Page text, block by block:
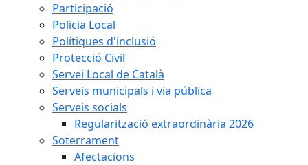
Participació
Policia Local
Polítiques d'inclusió
Protecció Civil
Servei Local de Català
Serveis municipals i via pública
Serveis socials
Regularització extraordinària 2026
Soterrament
Afectacions